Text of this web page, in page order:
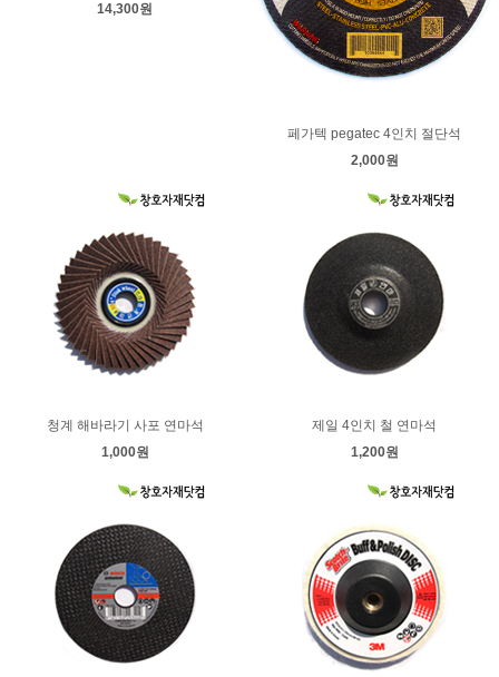
14,300원
페가텍 pegatec 4인치 절단석
2,000원
청계 해바라기 사포 연마석
1,000원
제일 4인치 철 연마석
1,200원